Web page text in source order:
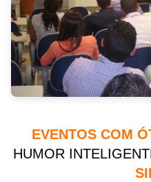
EVENTOS COM
HUMOR